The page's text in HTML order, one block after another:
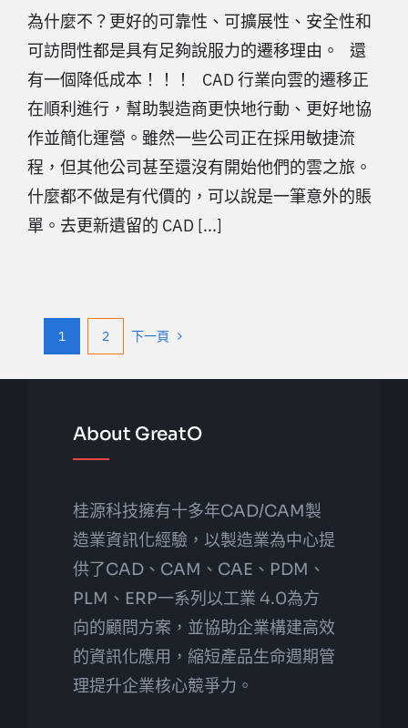
為什麼不？更好的可靠性、可擴展性、安全性和
可訪問性都是具有足夠說服力的遷移理由。 還
有一個降低成本！！！ CAD 行業向雲的遷移正
在順利進行，幫助製造商更快地行動、更好地協
作並簡化運營。雖然一些公司正在採用敏捷流
程，但其他公司甚至還沒有開始他們的雲之旅。
什麼都不做是有代價的，可以說是一筆意外的賬
單。去更新遺留的 CAD [...]
1 2 下一頁
About GreatO
桂源科技擁有十多年CAD/CAM製
造業資訊化經驗，以製造業為中心提
供了CAD、CAM、CAE、PDM、
PLM、ERP一系列以工業 4.0為方
向的顧問方案，並協助企業構建高效
的資訊化應用，縮短產品生命週期管
理提升企業核心競爭力。